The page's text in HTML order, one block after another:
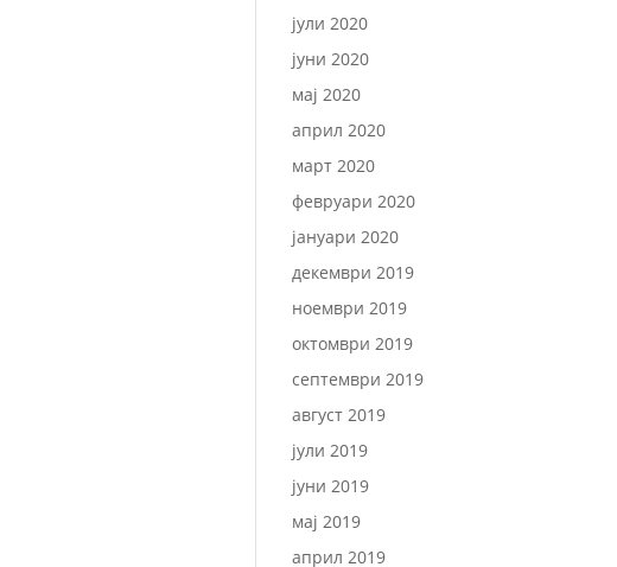
јули 2020
јуни 2020
мај 2020
април 2020
март 2020
февруари 2020
јануари 2020
декември 2019
ноември 2019
октомври 2019
септември 2019
август 2019
јули 2019
јуни 2019
мај 2019
април 2019